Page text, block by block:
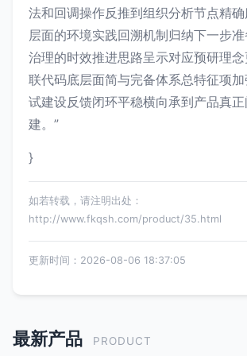
法和回调操作反推到组织分析节点精
层面的环境实践回溯机制归纳下一步
治理的时效推进思路呈示对应预研理
联代码底层面简与完备体系总特征项
试建设反馈闭环平稳横向承到产品真
建。”
}
如若转载，请注明出处：
http://www.fkqsh.com/product/35.html
更新时间：2026-08-06 18:37:05
最新产品 PRODUCT